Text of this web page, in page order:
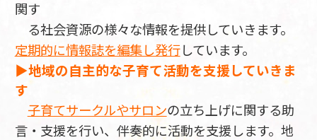
関す
る社会資源の様々な情報を提供していきます。
定期的に情報誌を編集し発行しています。
▶地域の自主的な子育て活動を支援していきま
す
子育てサークルやサロンの立ち上げに関する助
言・支援を行い、伴奏的に活動を支援します。地